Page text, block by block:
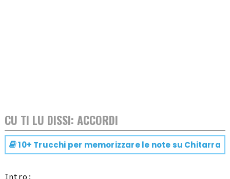
CU TI LU DISSI: ACCORDI
10+ Trucchi per memorizzare le note su Chitarra